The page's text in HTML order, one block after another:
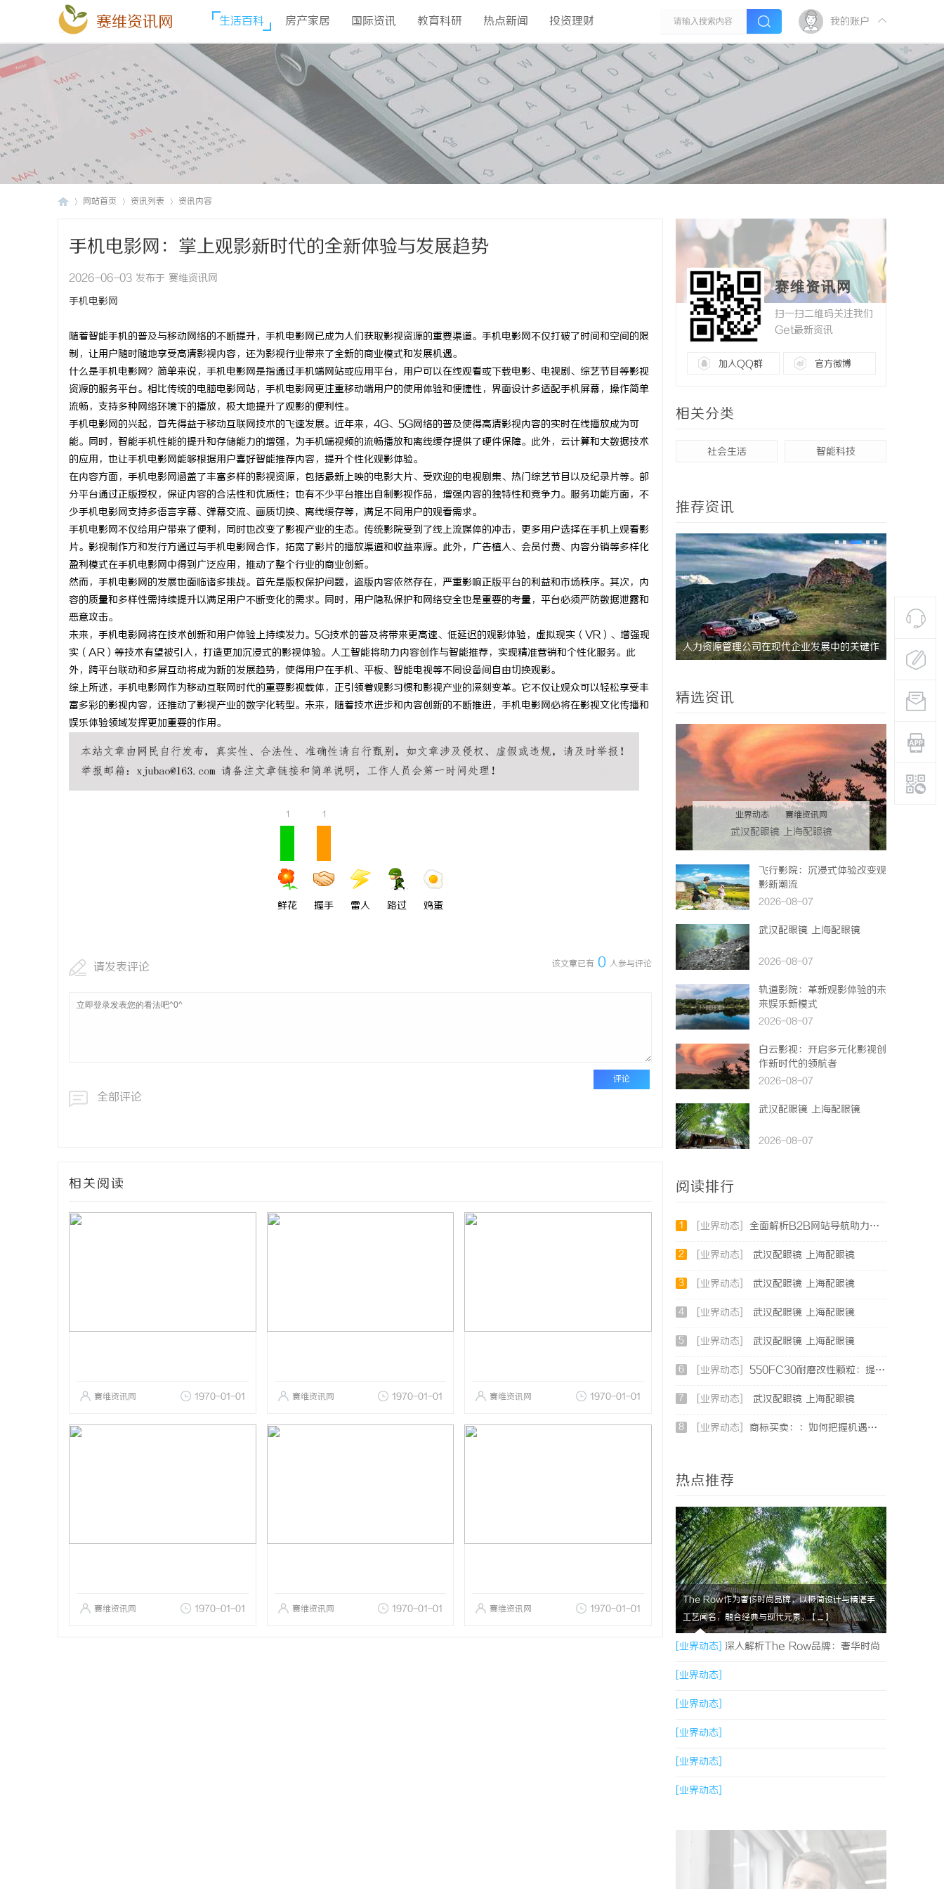
赛维资讯网 生活百科 房产家居 国际资讯 教育科研 热点新闻 投资理财 我的账户
网站首页 资讯列表 资讯内容
手机电影网：掌上观影新时代的全新体验与发展趋势
2026-06-03 发布于 赛维资讯网
手机电影网
随着智能手机的普及与移动网络的不断提升，手机电影网已成为人们获取影视资源的重要渠道。手机电影网不仅打破了时间和空间的限
制，让用户随时随地享受高清影视内容，还为影视行业带来了全新的商业模式和发展机遇。
什么是手机电影网？简单来说，手机电影网是指通过手机端网站或应用平台，用户可以在线观看或下载电影、电视剧、综艺节目等影视
资源的服务平台。相比传统的电脑电影网站，手机电影网更注重移动端用户的使用体验和便捷性，界面设计多适配手机屏幕，操作简单
流畅，支持多种网络环境下的播放，极大地提升了观影的便利性。
手机电影网的兴起，首先得益于移动互联网技术的飞速发展。近年来，4G、5G网络的普及使得高清影视内容的实时在线播放成为可
能。同时，智能手机性能的提升和存储能力的增强，为手机端视频的流畅播放和离线缓存提供了硬件保障。此外，云计算和大数据技术
的应用，也让手机电影网能够根据用户喜好智能推荐内容，提升个性化观影体验。
在内容方面，手机电影网涵盖了丰富多样的影视资源，包括最新上映的电影大片、受欢迎的电视剧集、热门综艺节目以及纪录片等。部
分平台通过正版授权，保证内容的合法性和优质性；也有不少平台推出自制影视作品，增强内容的独特性和竞争力。服务功能方面，不
少手机电影网支持多语言字幕、弹幕交流、画质切换、离线缓存等，满足不同用户的观看需求。
手机电影网不仅给用户带来了便利，同时也改变了影视产业的生态。传统影院受到了线上流媒体的冲击，更多用户选择在手机上观看影
片。影视制作方和发行方通过与手机电影网合作，拓宽了影片的播放渠道和收益来源。此外，广告植入、会员付费、内容分销等多样化
盈利模式在手机电影网中得到广泛应用，推动了整个行业的商业创新。
然而，手机电影网的发展也面临诸多挑战。首先是版权保护问题，盗版内容依然存在，严重影响正版平台的利益和市场秩序。其次，内
容的质量和多样性需持续提升以满足用户不断变化的需求。同时，用户隐私保护和网络安全也是重要的考量，平台必须严防数据泄露和
恶意攻击。
未来，手机电影网将在技术创新和用户体验上持续发力。5G技术的普及将带来更高速、低延迟的观影体验，虚拟现实（VR）、增强现
实（AR）等技术有望被引入，打造更加沉浸式的影视体验。人工智能将助力内容创作与智能推荐，实现精准营销和个性化服务。此
外，跨平台联动和多屏互动将成为新的发展趋势，使得用户在手机、平板、智能电视等不同设备间自由切换观影。
综上所述，手机电影网作为移动互联网时代的重要影视载体，正引领着观影习惯和影视产业的深刻变革。它不仅让观众可以轻松享受丰
富多彩的影视内容，还推动了影视产业的数字化转型。未来，随着技术进步和内容创新的不断推进，手机电影网必将在影视文化传播和
娱乐体验领域发挥更加重要的作用。
1
鲜花
1
握手 雷人 路过 鸡蛋
该文章已有 0 人参与评论
请发表评论
评论
全部评论
相关阅读
赛维资讯网 1970-01-01 赛维资讯网 1970-01-01 赛维资讯网 1970-01-01
赛维资讯网 1970-01-01 赛维资讯网 1970-01-01 赛维资讯网 1970-01-01
赛维资讯网
扫一扫二维码关注我们
Get最新资讯
加入QQ群 官方微博
相关分类
社会生活 智能科技
推荐资讯
贝净 AC 国际医疗实验室，标准化研发体系
全解析
利星能联合阿里云发布全球首个分布式算电协
同解决方案
人力资源管理公司在现代企业发展中的关键作 全面解析
安全与合
精选资讯
业界动态 赛维资讯网
武汉配眼镜 上海配眼镜
飞行影院：沉浸式体验改变观
影新潮流
2026-08-07
武汉配眼镜 上海配眼镜
2026-08-07
轨道影院：革新观影体验的未
来娱乐新模式
2026-08-07
白云影视：开启多元化影视创
作新时代的领航者
2026-08-07
武汉配眼镜 上海配眼镜
2026-08-07
阅读排行
1 [业界动态] 全面解析B2B网站导航助力企业高效对接商机
2 [业界动态] 武汉配眼镜 上海配眼镜
3 [业界动态] 武汉配眼镜 上海配眼镜
4 [业界动态] 武汉配眼镜 上海配眼镜
5 [业界动态] 武汉配眼镜 上海配眼镜
6 [业界动态] 550FC30耐磨改性颗粒：提升材料性能的新选择
7 [业界动态] 武汉配眼镜 上海配眼镜
8 [业界动态] 商标买卖：：如何把握机遇与规避风险
热点推荐
The Row作为奢侈时尚品牌，以极简设计与精湛手
工艺闻名，融合经典与现代元素，【....】
[业界动态] 深入解析The Row品牌：奢华时尚
的典范与设计哲学
[业界动态]
[业界动态]
[业界动态]
[业界动态]
[业界动态]